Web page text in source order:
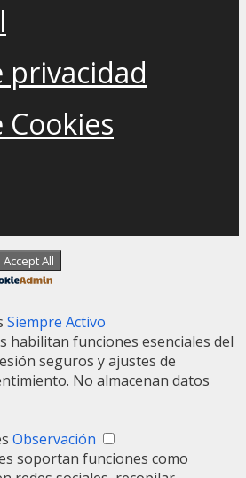
privacidad
Cookies
Accept All
Siempre Activo
habilitan funciones esenciales del
seguros y ajustes de
No almacenan datos
Observación
soportan funciones como